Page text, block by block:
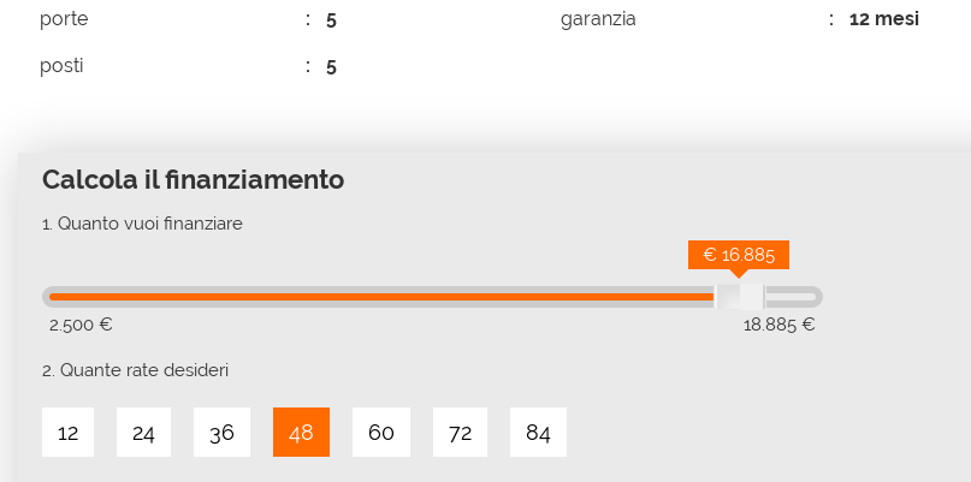
porte 5
posti 5
garanzia 12 mesi
Calcola il finanziamento
1. Quanto vuoi finanziare
2.500 € 18.885 €
€ 16.885
2. Quante rate desideri
12 24 36 48 60 72 84